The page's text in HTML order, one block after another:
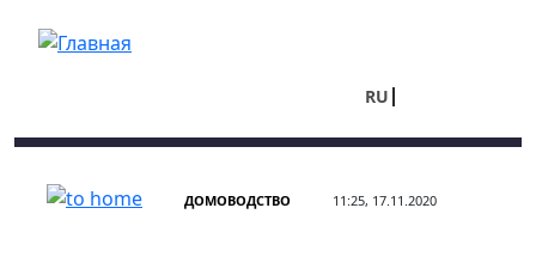
RU
ДОМОВОДСТВО 11:25, 17.11.2020